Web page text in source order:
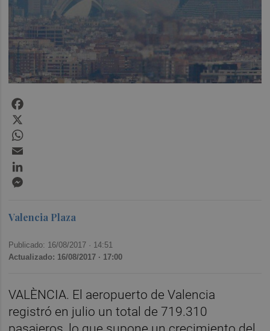
Valencia Plaza
Publicado: 16/08/2017 · 14:51
Actualizado: 16/08/2017 · 17:00
VALÈNCIA. El aeropuerto de Valencia
registró en julio un total de 719.310